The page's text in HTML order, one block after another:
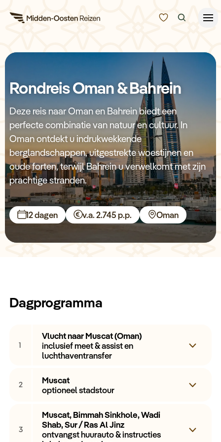
Alle bestemmingen
Type Reizen
Inspiratie
Meer
Reisduur
Zoeken
Rondreis Oman & Bahrein
Deze reis naar Oman en Bahrein biedt een
perfecte combinatie van natuur en cultuur. In
Oman ontdekt u indrukwekkende
berglandschappen, uitgestrekte woestijnen en
oude forten, terwijl Bahrein u verwelkomt met zijn
prachtige stranden.
12 dagen v.a. 2.745 p.p. Oman
Dagprogramma
1
Vlucht naar Muscat (Oman)
inclusief meet & assist en
luchthaventransfer
Vandaag vliegt u naar Muscat in Oman. Bij
aankomst wordt u door een van onze lokale
medewerkers naar uw accommodatie gebracht
voor de uw eerste overnachting.
2
Muscat
optioneel stadstour
Muscat is een samensmelting van eeuwenoude
tradities en vooruitgang. De stad is sinds het begin
3
Muscat, Bimmah Sinkhole, Wadi
Shab, Sur / Ras Al Jinz
ontvangst huurauto & instructies